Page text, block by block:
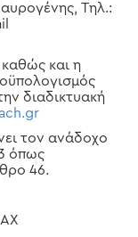
Τηλ.:
καθώς και η
διαδικτυακή
.gr
τον ανάδοχο
όπως
46.